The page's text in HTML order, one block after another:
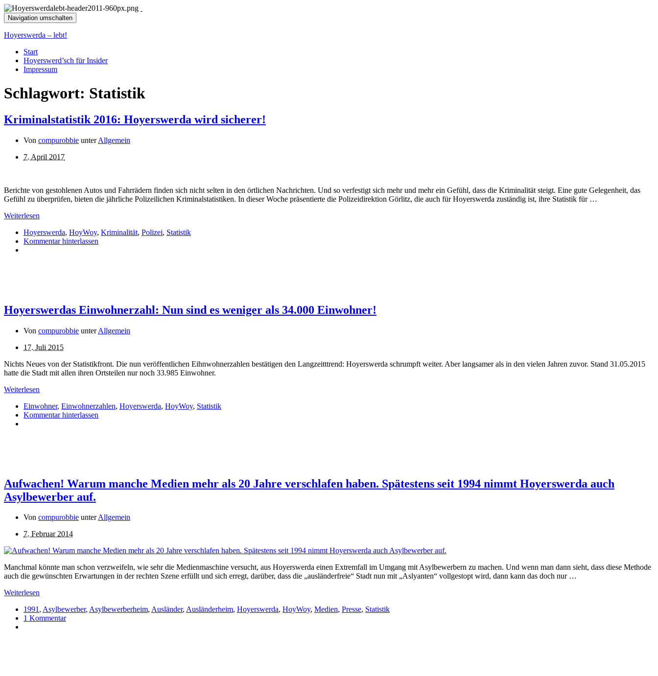
Navigation umschalten
Hoyerswerda – lebt!
Start
Hoyerswerd’sch für Insider
Impressum
Schlagwort: Statistik
Kriminalstatistik 2016: Hoyerswerda wird sicherer!
Von compurobbie unterAllgemein
7. April 2017
Berichte von gestohlenen Autos und Fahrrädern finden sich nicht selten in den örtlichen Nachrichten. Und so verfestigt sich mehr und mehr ein Gefühl, dass die Kriminalität steigt. Eine gute Gelegenheit, das
Gefühl zu überprüfen, bieten die jährliche Polizeilichen Kriminalstatistiken. In dieser Woche präsentierte die Polizeidirektion Görlitz, die auch für Hoyerswerda zuständig ist, ihre Statistik für …
Weiterlesen
Hoyerswerda, HoyWoy, Kriminalität, Polizei, Statistik
Kommentar hinterlassen
Hoyerswerdas Einwohnerzahl: Nun sind es weniger als 34.000 Einwohner!
Von compurobbie unterAllgemein
17. Juli 2015
Nichts Neues von der Statistikfront. Die nun veröffentlichen Eihnwohnerzahlen bestätigen den Langzeitttrend: Hoyerswerda schrumpft weiter. Aber langsamer als in den vielen Jahren zuvor. Stand 31.05.2015
hatte die Stadt mit allen ihren Ortsteilen nur noch 33.985 Einwohner.
Weiterlesen
Einwohner, Einwohnerzahlen, Hoyerswerda, HoyWoy, Statistik
Kommentar hinterlassen
Aufwachen! Warum manche Medien mehr als 20 Jahre verschlafen haben. Spätestens seit 1994 nimmt Hoyerswerda auch
Asylbewerber auf.
Von compurobbie unterAllgemein
7. Februar 2014
Manchmal könnte man schon verzweifeln, wie sehr die Medienmaschine versucht, aus Hoyerswerda einen Extremfall im Umgang mit Asylbewerbern zu machen. Und wenn man dann sieht, dass diese Methode
auch die gewünschten Erwartungen in der rechten Szene erfüllt und sich erregt, darüber, dass die „ausländerfreie“ Stadt nun mit „Aslyanten“ vollgestopt wird, dann kann das doch nur …
Weiterlesen
1991, Asylbewerber, Asylbewerberheim, Ausländer, Ausländerheim, Hoyerswerda, HoyWoy, Medien, Presse, Statistik
1 Kommentar